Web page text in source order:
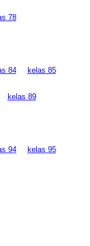
78
84 kelas 85
kelas 89
94 kelas 95